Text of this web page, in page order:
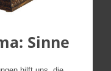
Sinne